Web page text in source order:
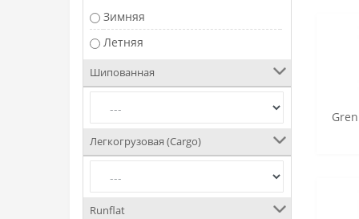
Зимняя
Летняя
Шипованная
Легкогрузовая (Cargo)
Runflat